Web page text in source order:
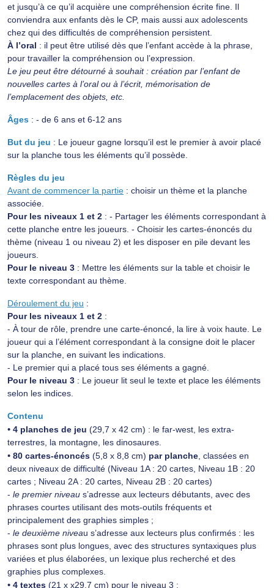
et jusqu’à ce qu’il acquière une compréhension écrite fine. Il
conviendra aux enfants dès le CP, mais aussi aux adolescents
chez qui des difficultés de compréhension persistent.
À l’oral : il peut être utilisé dès que l’enfant accède à la phrase,
pour travailler la compréhension ou l’expression.
Le jeu peut être détourné à souhait : création par l’enfant de
nouvelles cartes à l’oral ou à l’écrit, mémorisation de
l’emplacement des objets, etc.
Âges : - de 6 ans et 6-12 ans
But du jeu : Le joueur gagne lorsqu’il est le premier à avoir placé
sur la planche tous les éléments qu’il possède.
Règles du jeu
Avant de commencer la partie : choisir un thème et la planche
associée.
Pour les niveaux 1 et 2 : - Partager les éléments correspondant à
cette planche entre les joueurs. - Choisir les cartes-énoncés du
thème (niveau 1 ou niveau 2) et les disposer en pile devant les
joueurs.
Pour le niveau 3 : Mettre les éléments sur la table et choisir le
texte correspondant au thème.
Déroulement du jeu :
Pour les niveaux 1 et 2 :
- À tour de rôle, prendre une carte-énoncé, la lire à voix haute. Le
joueur qui a l’élément correspondant à la consigne doit le placer
sur la planche, en suivant les indications.
- Le premier qui a placé tous ses éléments a gagné.
Pour le niveau 3 : Le joueur lit seul le texte et place les éléments
selon les indices.
Contenu
• 4 planches de jeu (29,7 x 42 cm) : le far-west, les extra-
terrestres, la montagne, les dinosaures.
• 80 cartes-énoncés (5,8 x 8,8 cm) par planche , classées en
deux niveaux de difficulté (Niveau 1A : 20 cartes, Niveau 1B : 20
cartes ; Niveau 2A : 20 cartes, Niveau 2B : 20 cartes)
- le premier niveau s’adresse aux lecteurs débutants, avec des
phrases courtes utilisant des mots-outils fréquents et
principalement des graphies simples ;
- le deuxième niveau s’adresse aux lecteurs plus confirmés : les
phrases sont plus longues, avec des structures syntaxiques plus
variées et plus élaborées, un lexique plus recherché et des
graphies plus complexes.
• 4 textes (21 x x29,7 cm) pour le niveau 3 :